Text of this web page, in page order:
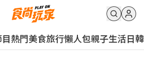
熱門美食旅行懶人包親子生活日韓